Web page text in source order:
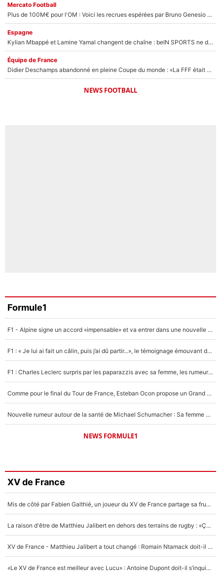
Mercato Football
Plus de 100M€ pour l'OM : Voici les recrues espérées par Bruno Genesio et Grégory Lorenzi après l’opération dégraissage
Espagne
Kylian Mbappé et Lamine Yamal changent de chaîne : beIN SPORTS ne digère pas cette décision historique et prédit un fiasco pour la Liga
Équipe de France
Didier Deschamps abandonné en pleine Coupe du monde : «La FFF était déjà passée à Zinedine Zidane»
NEWS FOOTBALL
Formule1
F1 - Alpine signe un accord «impensable» et va entrer dans une nouvelle dimension : Grande nouvelle pour Pierre Gasly !
F1 : « Je lui ai fait un câlin, puis j’ai dû partir...», le témoignage émouvant de Max Verstappen sur sa fille
F1 : Charles Leclerc surpris par les paparazzis avec sa femme, les rumeurs étaient vraies !
Comme pour le final du Tour de France, Esteban Ocon propose un Grand Prix de Formule 1 à Paris : «Autour de l’Arc de Triomphe, ce serait génial» !
Nouvelle rumeur autour de la santé de Michael Schumacher : Sa femme Corinna sort du silence
NEWS FORMULE1
XV de France
Mis de côté par Fabien Galthié, un joueur du XV de France partage sa frustration : «ils ne me l’ont pas dit tout de suite»
La raison d'être de Matthieu Jalibert en dehors des terrains de rugby : «Ça m'atteint autant que si tu touches à un membre de ma famille»
XV de France - Matthieu Jalibert a tout changé : Romain Ntamack doit-il s’inquiéter pour sa place à un an de la Coupe du monde ?
«Le XV de France est meilleur avec Lucu» : Antoine Dupont doit-il s’inquiéter pour sa place ?